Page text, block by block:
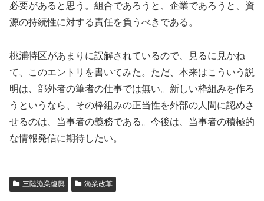
必要があると思う。組合であろうと、企業であろうと、資
源の持続性に対する責任を負うべきである。
桃浦特区があまりに誤解されているので、見るに見かね
て、このエントリを書いてみた。ただ、本来はこういう説
明は、部外者の筆者の仕事では無い。新しい枠組みを作ろ
うというなら、その枠組みの正当性を外部の人間に認めさ
せるのは、当事者の義務である。今後は、当事者の積極的
な情報発信に期待したい。
三陸漁業復興 漁業改革